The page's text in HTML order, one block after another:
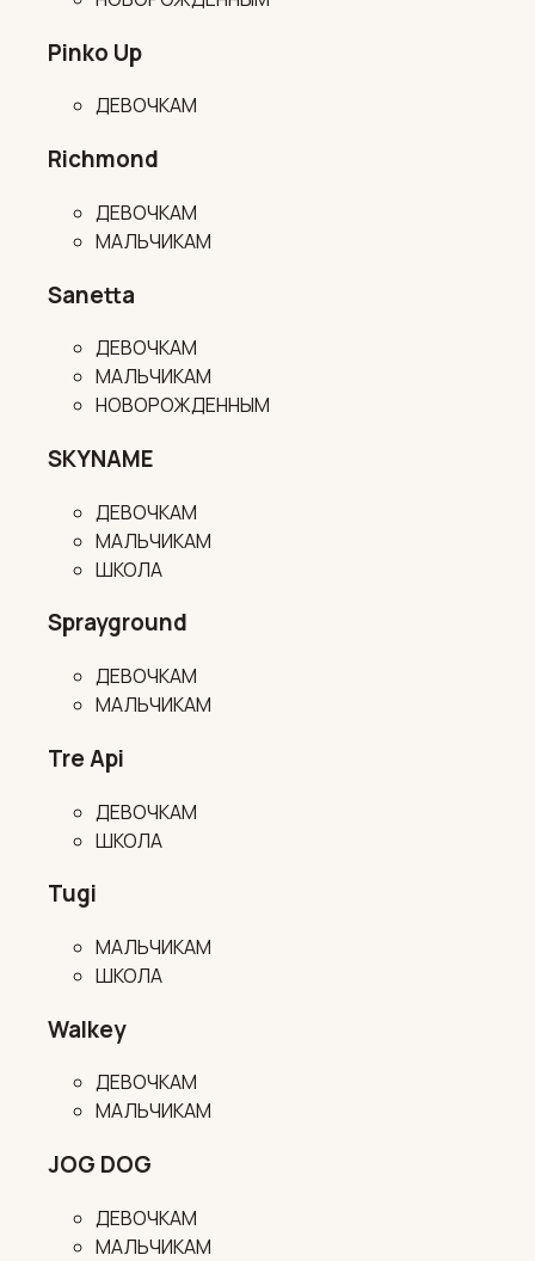
Pinko Up
ДЕВОЧКАМ
Richmond
ДЕВОЧКАМ
МАЛЬЧИКАМ
Sanetta
ДЕВОЧКАМ
МАЛЬЧИКАМ
НОВОРОЖДЕННЫМ
SKYNAME
ДЕВОЧКАМ
МАЛЬЧИКАМ
ШКОЛА
Sprayground
ДЕВОЧКАМ
МАЛЬЧИКАМ
Tre Api
ДЕВОЧКАМ
ШКОЛА
Tugi
МАЛЬЧИКАМ
ШКОЛА
Walkey
ДЕВОЧКАМ
МАЛЬЧИКАМ
JOG DOG
ДЕВОЧКАМ
МАЛЬЧИКАМ